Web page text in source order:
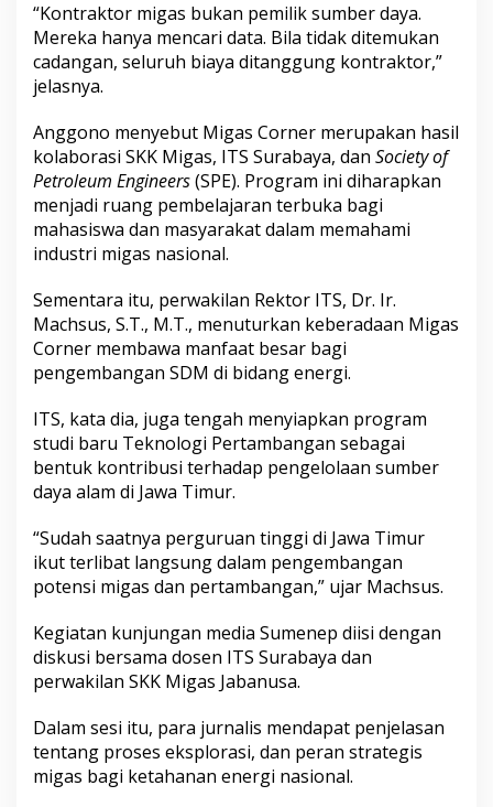
“Kontraktor migas bukan pemilik sumber daya.
Mereka hanya mencari data. Bila tidak ditemukan
cadangan, seluruh biaya ditanggung kontraktor,”
jelasnya.
Anggono menyebut Migas Corner merupakan hasil
kolaborasi SKK Migas, ITS Surabaya, dan Society of
Petroleum Engineers(SPE). Program ini diharapkan
menjadi ruang pembelajaran terbuka bagi
mahasiswa dan masyarakat dalam memahami
industri migas nasional.
Sementara itu, perwakilan Rektor ITS, Dr. Ir.
Machsus, S.T., M.T., menuturkan keberadaan Migas
Corner membawa manfaat besar bagi
pengembangan SDM di bidang energi.
ITS, kata dia, juga tengah menyiapkan program
studi baru Teknologi Pertambangan sebagai
bentuk kontribusi terhadap pengelolaan sumber
daya alam di Jawa Timur.
“Sudah saatnya perguruan tinggi di Jawa Timur
ikut terlibat langsung dalam pengembangan
potensi migas dan pertambangan,” ujar Machsus.
Kegiatan kunjungan media Sumenep diisi dengan
diskusi bersama dosen ITS Surabaya dan
perwakilan SKK Migas Jabanusa.
Dalam sesi itu, para jurnalis mendapat penjelasan
tentang proses eksplorasi, dan peran strategis
migas bagi ketahanan energi nasional.